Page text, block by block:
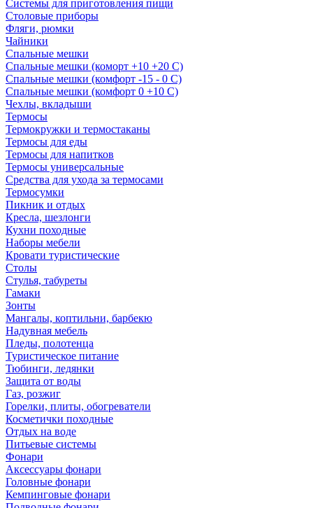
Системы для приготовления пищи
Столовые приборы
Фляги, рюмки
Чайники
Спальные мешки
Спальные мешки (коморт +10 +20 С)
Спальные мешки (комфорт -15 - 0 С)
Спальные мешки (комфорт 0 +10 С)
Чехлы, вкладыши
Термосы
Термокружки и термостаканы
Термосы для еды
Термосы для напитков
Термосы универсальные
Средства для ухода за термосами
Термосумки
Пикник и отдых
Кресла, шезлонги
Кухни походные
Наборы мебели
Кровати туристические
Столы
Стулья, табуреты
Гамаки
Зонты
Мангалы, коптильни, барбекю
Надувная мебель
Пледы, полотенца
Туристическое питание
Тюбинги, ледянки
Защита от воды
Газ, розжиг
Горелки, плиты, обогреватели
Косметички походные
Отдых на воде
Питьевые системы
Фонари
Аксессуары фонари
Головные фонари
Кемпинговые фонари